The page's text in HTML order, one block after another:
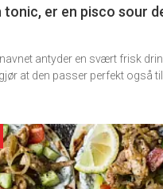
tonic, er en pisco sour
antyder en svært frisk
at den passer perfekt også